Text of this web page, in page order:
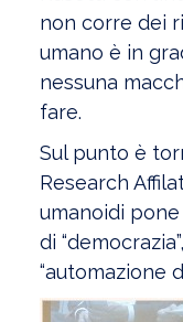
non corre dei
umano è in
nessuna
fare.
Sul punto è
Research
umanoidi
di
“automazione